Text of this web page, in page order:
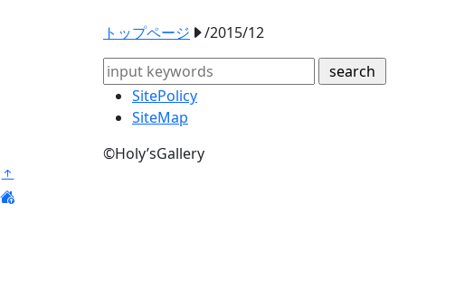
トップページ /2015/12
SitePolicy
SiteMap
©Holy’sGallery